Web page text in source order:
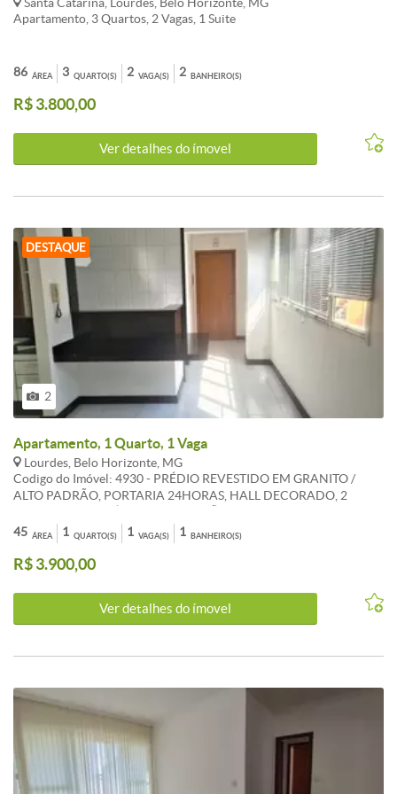
Apartamento, 3 Quartos, 2 Vagas, 1 Suite
ÁREA
86 QUARTO(S)
3 VAGA(S)
2 BANHEIRO(S)
2
R$ 3.800,00
Ver detalhes do ímovel
DESTAQUE
2
Apartamento, 1 Quarto, 1 Vaga
Lourdes, Belo Horizonte, MG
Codigo do Imóvel: 4930 - PRÉDIO REVESTIDO EM GRANITO /
ALTO PADRÃO, PORTARIA 24HORAS, HALL DECORADO, 2
GARAGEM. APARTAMENTO: 1 QUARTO, SALA P/2 AMBIENTES,
PISOCERÂMICA, 1 BANHO, COZINHA COM ARMÁRIOS E
FOGÃO, PISO BANCADA EM GRANITO,PEQUENA ÁREA DE
ÁREA
45 QUARTO(S)
1 VAGA(S)
1 BANHEIRO(S)
1
R$ 3.900,00
Ver detalhes do ímovel